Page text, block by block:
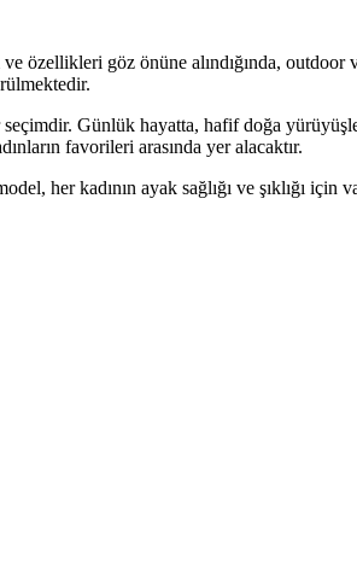
özellikleri göz önüne alındığında,
Günlük hayatta, hafif doğa
favorileri arasında yer alacaktır.
her kadının ayak sağlığı ve şıklığı